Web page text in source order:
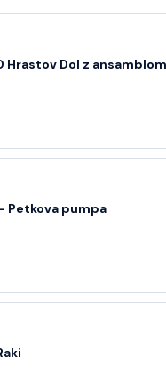
Hrastov Dol z
Petkova pumpa